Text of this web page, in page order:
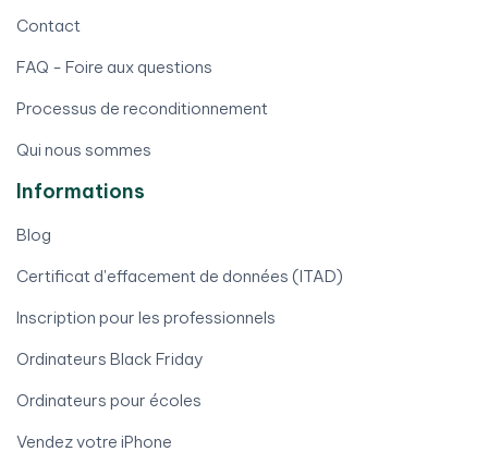
Contact
FAQ - Foire aux questions
Processus de reconditionnement
Qui nous sommes
Informations
Blog
Certificat d'effacement de données (ITAD)
Inscription pour les professionnels
Ordinateurs Black Friday
Ordinateurs pour écoles
Vendez votre iPhone